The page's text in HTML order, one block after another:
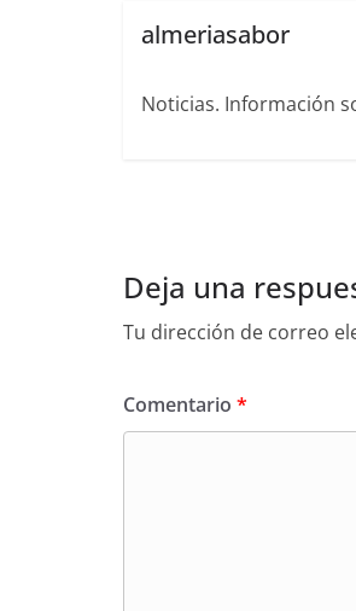
almeriasabor
Noticias. Información
Deja una
Tu dirección de correo
Comentario *